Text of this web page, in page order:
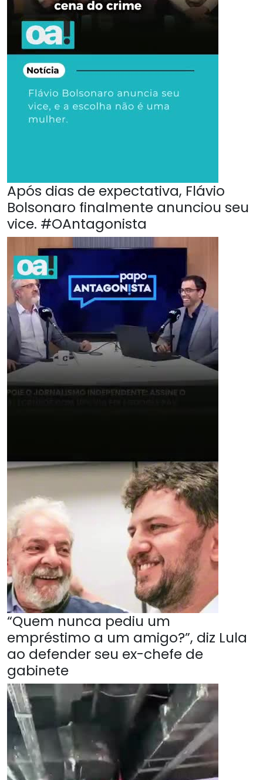
Após dias de expectativa, Flávio
Bolsonaro finalmente anunciou seu
vice. #OAntagonista
“Quem nunca pediu um
empréstimo a um amigo?”, diz Lula
ao defender seu ex-chefe de
gabinete